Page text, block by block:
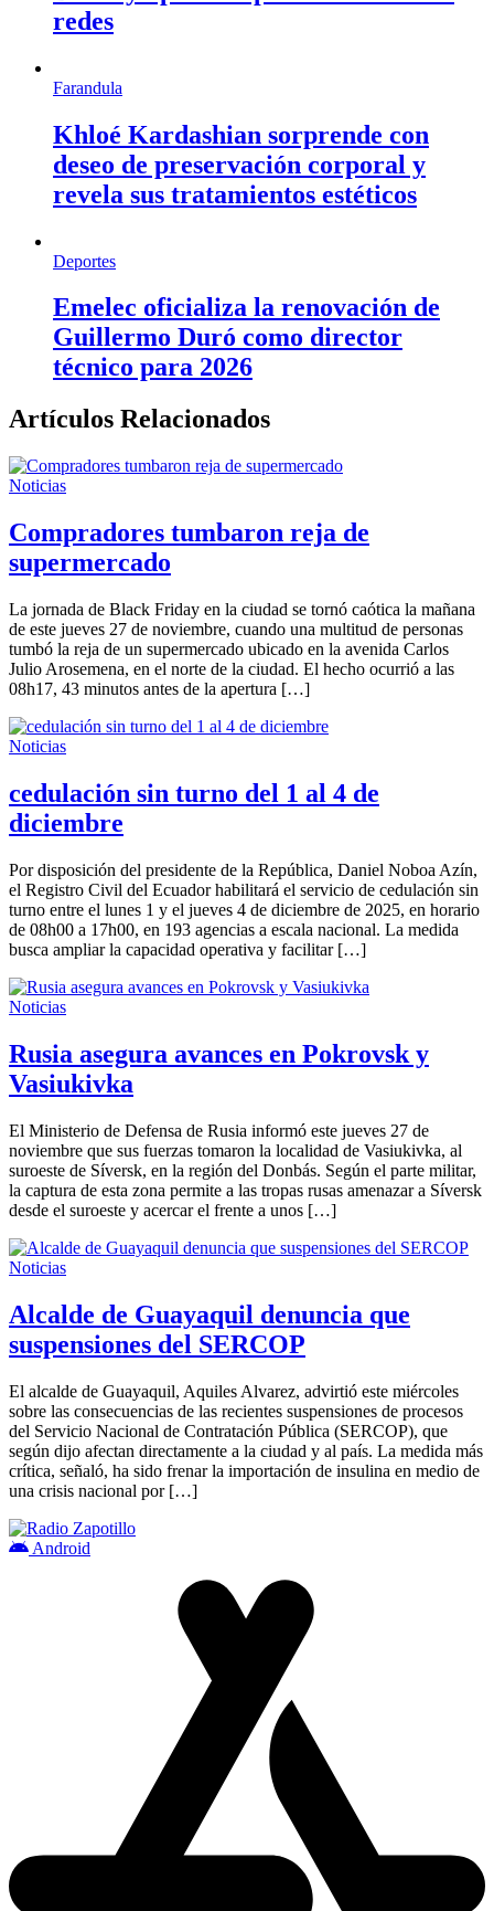
redes
Farandula
Khloé Kardashian sorprende con
deseo de preservación corporal y
revela sus tratamientos estéticos
Deportes
Emelec oficializa la renovación de
Guillermo Duró como director
técnico para 2026
Artículos Relacionados
Noticias
Compradores tumbaron reja de
supermercado
La jornada de Black Friday en la ciudad se tornó caótica la mañana
de este jueves 27 de noviembre, cuando una multitud de personas
tumbó la reja de un supermercado ubicado en la avenida Carlos
Julio Arosemena, en el norte de la ciudad. El hecho ocurrió a las
08h17, 43 minutos antes de la apertura […]
Noticias
cedulación sin turno del 1 al 4 de
diciembre
Por disposición del presidente de la República, Daniel Noboa Azín,
el Registro Civil del Ecuador habilitará el servicio de cedulación sin
turno entre el lunes 1 y el jueves 4 de diciembre de 2025, en horario
de 08h00 a 17h00, en 193 agencias a escala nacional. La medida
busca ampliar la capacidad operativa y facilitar […]
Noticias
Rusia asegura avances en Pokrovsk y
Vasiukivka
El Ministerio de Defensa de Rusia informó este jueves 27 de
noviembre que sus fuerzas tomaron la localidad de Vasiukivka, al
suroeste de Síversk, en la región del Donbás. Según el parte militar,
la captura de esta zona permite a las tropas rusas amenazar a Síversk
desde el suroeste y acercar el frente a unos […]
Noticias
Alcalde de Guayaquil denuncia que
suspensiones del SERCOP
El alcalde de Guayaquil, Aquiles Alvarez, advirtió este miércoles
sobre las consecuencias de las recientes suspensiones de procesos
del Servicio Nacional de Contratación Pública (SERCOP), que
según dijo afectan directamente a la ciudad y al país. La medida más
crítica, señaló, ha sido frenar la importación de insulina en medio de
una crisis nacional por […]
Android